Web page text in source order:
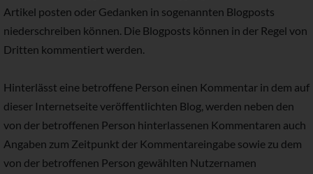
Artikel posten oder Gedanken in sogenannten Blogposts
niederschreiben können. Die Blogposts können in der Regel von
Dritten kommentiert werden.
Hinterlässt eine betroffene Person einen Kommentar in dem auf
dieser Internetseite veröffentlichten Blog, werden neben den
von der betroffenen Person hinterlassenen Kommentaren auch
Angaben zum Zeitpunkt der Kommentareingabe sowie zu dem
von der betroffenen Person gewählten Nutzernamen